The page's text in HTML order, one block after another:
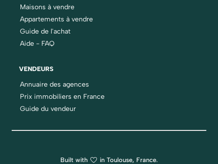
Maisons à vendre
Appartements à vendre
Guide de l'achat
Aide - FAQ
VENDEURS
Annuaire des agences
Prix immobiliers en France
Guide du vendeur
Built with in Toulouse, France.